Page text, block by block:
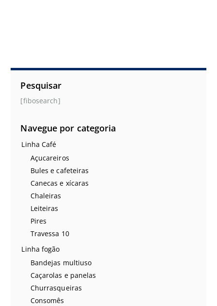
Pesquisar
[fibosearch]
Navegue por categoria
Linha Café
Açucareiros
Bules e cafeteiras
Canecas e xícaras
Chaleiras
Leiteiras
Pires
Travessa 10
Linha fogão
Bandejas multiuso
Caçarolas e panelas
Churrasqueiras
Consomês